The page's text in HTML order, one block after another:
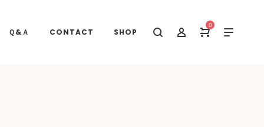
0
Ｑ&Ａ CONTACT SHOP